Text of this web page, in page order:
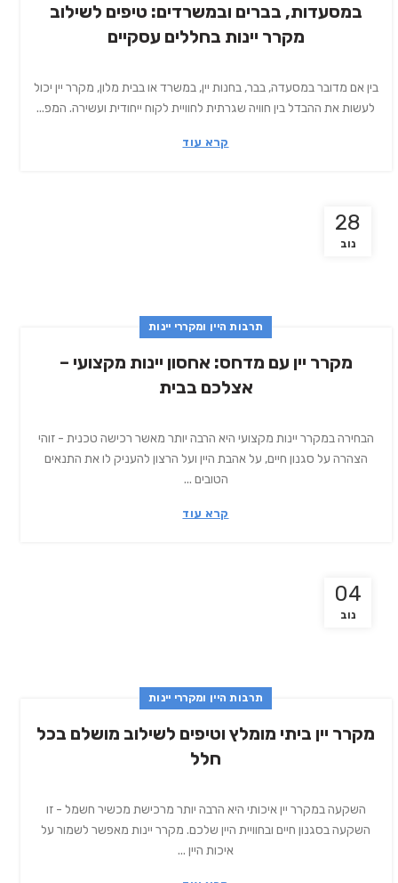
במסעדות, בברים ובמשרדים: טיפים לשילוב
מקרר יינות בחללים עסקיים
בין אם מדובר במסעדה, בבר, בחנות יין, במשרד או בבית מלון, מקרר יין יכול
לעשות את ההבדל בין חוויה שגרתית לחוויית לקוח ייחודית ועשירה. המפ...
קרא עוד
28
נוב
תרבות היין ומקררי יינות
מקרר יין עם מדחס: אחסון יינות מקצועי –
אצלכם בבית
הבחירה במקרר יינות מקצועי היא הרבה יותר מאשר רכישה טכנית - זוהי
הצהרה על סגנון חיים, על אהבת היין ועל הרצון להעניק לו את התנאים
הטובים ...
קרא עוד
04
נוב
תרבות היין ומקררי יינות
מקרר יין ביתי מומלץ וטיפים לשילוב מושלם בכל
חלל
השקעה במקרר יין איכותי היא הרבה יותר מרכישת מכשיר חשמל - זו
השקעה בסגנון חיים ובחוויית היין שלכם. מקרר יינות מאפשר לשמור על
איכות היין ...